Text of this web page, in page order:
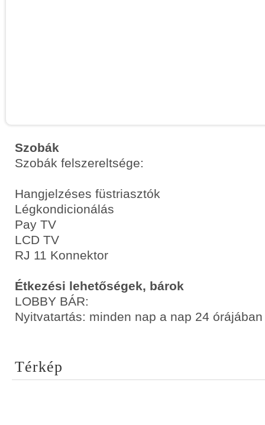
Szobák
Szobák felszereltsége:
Hangjelzéses füstriasztók
Légkondicionálás
Pay TV
LCD TV
RJ 11 Konnektor
Étkezési lehetőségek, bárok
LOBBY BÁR:
Nyitvatartás: minden nap a nap 24 órájában
Térkép